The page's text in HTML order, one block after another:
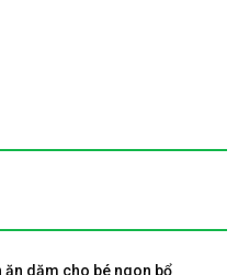
ăn dặm cho bé ngon bổ